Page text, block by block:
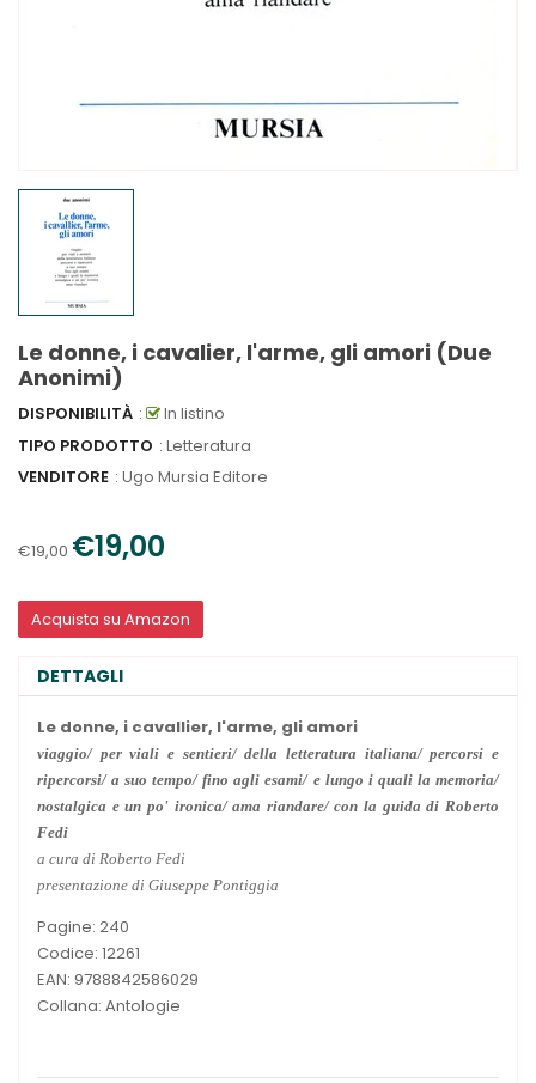
Le donne, i cavalier, l'arme, gli amori (Due
Anonimi)
DISPONIBILITÀ :
In listino
TIPO PRODOTTO : Letteratura
VENDITORE : Ugo Mursia Editore
€19,00 €19,00
Acquista su Amazon
DETTAGLI
Le donne, i cavallier, l'arme, gli amori
viaggio/ per viali e sentieri/ della letteratura italiana/ percorsi e
ripercorsi/ a suo tempo/ fino agli esami/ e lungo i quali la memoria/
nostalgica e un po' ironica/ ama riandare/ con la guida di Roberto
Fedi
a cura di Roberto Fedi
presentazione di Giuseppe Pontiggia
Pagine: 240
Codice: 12261
EAN: 9788842586029
Collana: Antologie